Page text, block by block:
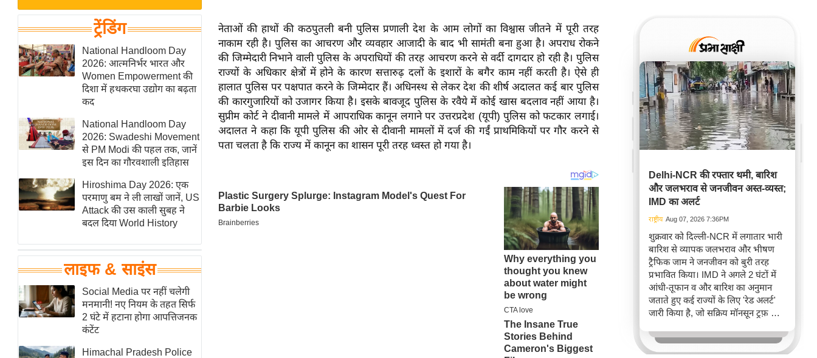
यंग इंडिया
साहित्य जगत
ऑटो वर्ल्ड
न्यूज ब्रीफ
मनोरंजन जगत
बॉलीवुड
हॉलीवुड
फिल्म समीक्षा
Breaking
News
लाइफस्टाइल
टेक्नॉलॉजी
घरेलू नुस्खे
पर्यटन स्थल
फिटनेस मंत्रा
रिलेशनशिप
राजनीति
विश्लेषण
ट्रेंडिंग
National Handloom Day
2026: आत्मनिर्भर भारत और
Women Empowerment की
दिशा में हथकरघा उद्योग का बढ़ता
कद
National Handloom Day
2026: Swadeshi Movement
से PM Modi की पहल तक, जानें
इस दिन का गौरवशाली इतिहास
Hiroshima Day 2026: एक
परमाणु बम ने ली लाखों जानें, US
Attack की उस काली सुबह ने
बदल दिया World History
लाइफ & साइंस
Social Media पर नहीं चलेगी
मनमानी! नए नियम के तहत सिर्फ
2 घंटे में हटाना होगा आपत्तिजनक
कंटेंट
Himachal Pradesh Police
नेताओं की हाथों की कठपुतली बनी पुलिस प्रणाली देश के आम लोगों का विश्वास जीतने में पूरी तरह
नाकाम रही है। पुलिस का आचरण और व्यवहार आजादी के बाद भी सामंती बना हुआ है। अपराध रोकने
की जिम्मेदारी निभाने वाली पुलिस के अपराधियों की तरह आचरण करने से वर्दी दागदार हो रही है। पुलिस
राज्यों के अधिकार क्षेत्रों में होने के कारण सत्तारुढ़ दलों के इशारों के बगैर काम नहीं करती है। ऐसे ही
हालात पुलिस पर पक्षपात करने के जिम्मेदार हैं। अधिनस्थ से लेकर देश की शीर्ष अदालत कई बार पुलिस
की कारगुजारियों को उजागर किया है। इसके बावजूद पुलिस के रवैये में कोई खास बदलाव नहीं आया है।
सुप्रीम कोर्ट ने दीवानी मामले में आपराधिक कानून लगाने पर उत्तरप्रदेश (यूपी) पुलिस को फटकार लगाई।
अदालत ने कहा कि यूपी पुलिस की ओर से दीवानी मामलों में दर्ज की गईं प्राथमिकियों पर गौर करने से
पता चलता है कि राज्य में कानून का शासन पूरी तरह ध्वस्त हो गया है।
Delhi-NCR की रफ्तार थमी, बारिश
और जलभराव से जनजीवन अस्त-व्यस्त;
IMD का अलर्ट
राष्ट्रीय Aug 07, 2026 7:36PM
शुक्रवार को दिल्ली-NCR में लगातार भारी
बारिश से व्यापक जलभराव और भीषण
ट्रैफिक जाम ने जनजीवन को बुरी तरह
प्रभावित किया। IMD ने अगले 2 घंटों में
आंधी-तूफान व और बारिश का अनुमान
जताते हुए कई राज्यों के लिए 'रेड अलर्ट'
जारी किया है, जो सक्रिय मॉनसून ट्रफ़ और
जिससे यातायात बाधित होने के साथ-साथ
सफदरजंग अस्पताल में भी जलभराव की